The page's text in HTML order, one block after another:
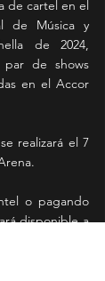
de cartel en el
de Música y
de 2024,
de shows
en el Accor
realizará el 7
o pagando
disponible a